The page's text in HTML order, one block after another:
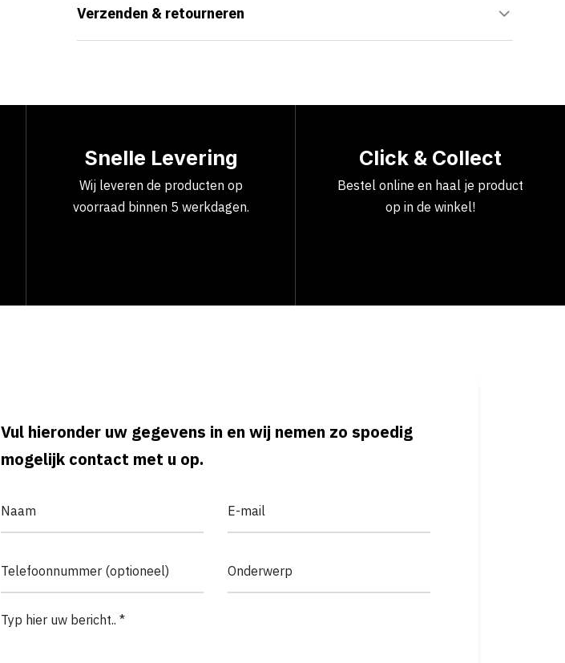
Verzenden & retourneren
Snelle Levering
Wij leveren de producten op
voorraad binnen 5 werkdagen.
Click & Collect
Bestel online en haal je product
op in de winkel!
Vul hieronder uw gegevens in en wij nemen zo spoedig
mogelijk contact met u op.